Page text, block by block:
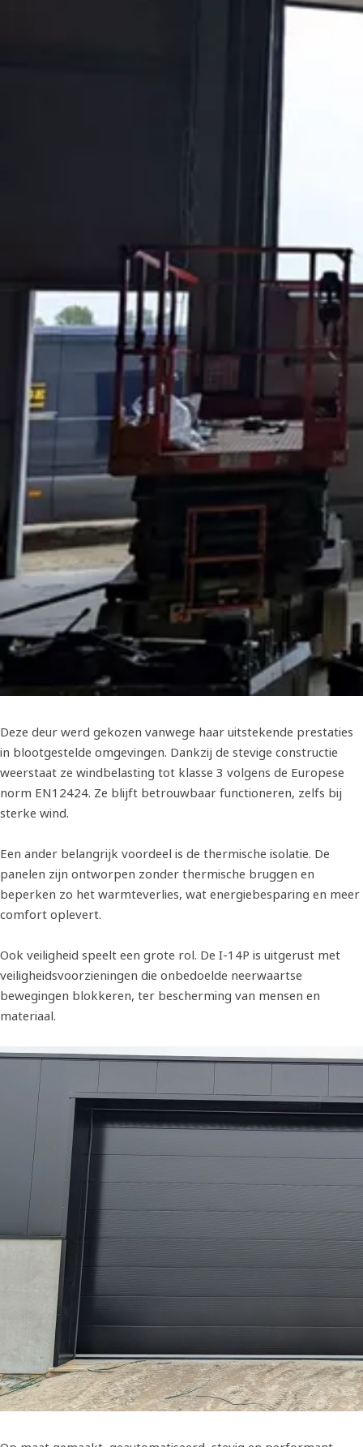
Deze deur werd gekozen vanwege haar uitstekende prestaties
in blootgestelde omgevingen. Dankzij de stevige constructie
weerstaat ze windbelasting tot klasse 3 volgens de Europese
norm EN12424. Ze blijft betrouwbaar functioneren, zelfs bij
sterke wind.
Een ander belangrijk voordeel is de thermische isolatie. De
panelen zijn ontworpen zonder thermische bruggen en
beperken zo het warmteverlies, wat energiebesparing en meer
comfort oplevert.
Ook veiligheid speelt een grote rol. De I-14P is uitgerust met
veiligheidsvoorzieningen die onbedoelde neerwaartse
bewegingen blokkeren, ter bescherming van mensen en
materiaal.